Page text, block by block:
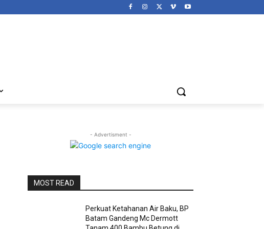
- Advertisment -
MOST READ
Perkuat Ketahanan Air Baku, BP
Batam Gandeng Mc Dermott